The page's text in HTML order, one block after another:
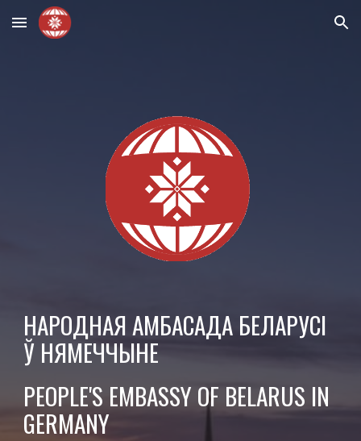
Skip to main content Skip to navigation
НАРОДНАЯ АМБАСАДА БЕЛАРУСІ
Ў НЯМЕЧЧЫНЕ
PEOPLE'S EMBASSY OF BELARUS IN
GERMANY